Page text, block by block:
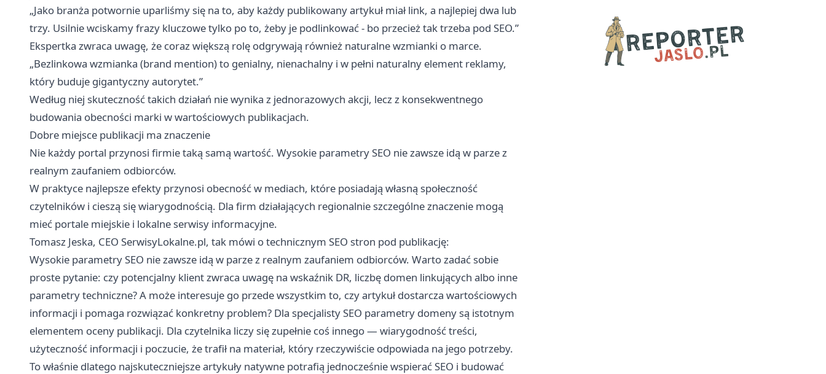
„Jako branża potwornie uparliśmy się na to, aby każdy publikowany artykuł miał link, a najlepiej dwa lub
trzy. Usilnie wciskamy frazy kluczowe tylko po to, żeby je podlinkować - bo przecież tak trzeba pod SEO.”
Ekspertka zwraca uwagę, że coraz większą rolę odgrywają również naturalne wzmianki o marce.
„Bezlinkowa wzmianka (brand mention) to genialny, nienachalny i w pełni naturalny element reklamy,
który buduje gigantyczny autorytet.”
Według niej skuteczność takich działań nie wynika z jednorazowych akcji, lecz z konsekwentnego
budowania obecności marki w wartościowych publikacjach.
Dobre miejsce publikacji ma znaczenie
Nie każdy portal przynosi firmie taką samą wartość. Wysokie parametry SEO nie zawsze idą w parze z
realnym zaufaniem odbiorców.
W praktyce najlepsze efekty przynosi obecność w mediach, które posiadają własną społeczność
czytelników i cieszą się wiarygodnością. Dla firm działających regionalnie szczególne znaczenie mogą
mieć portale miejskie i lokalne serwisy informacyjne.
Tomasz Jeska, CEO SerwisyLokalne.pl, tak mówi o technicznym SEO stron pod publikację:
Wysokie parametry SEO nie zawsze idą w parze z realnym zaufaniem odbiorców. Warto zadać sobie
proste pytanie: czy potencjalny klient zwraca uwagę na wskaźnik DR, liczbę domen linkujących albo inne
parametry techniczne? A może interesuje go przede wszystkim to, czy artykuł dostarcza wartościowych
informacji i pomaga rozwiązać konkretny problem? Dla specjalisty SEO parametry domeny są istotnym
elementem oceny publikacji. Dla czytelnika liczy się zupełnie coś innego — wiarygodność treści,
użyteczność informacji i poczucie, że trafił na materiał, który rzeczywiście odpowiada na jego potrzeby.
To właśnie dlatego najskuteczniejsze artykuły natywne potrafią jednocześnie wspierać SEO i budować